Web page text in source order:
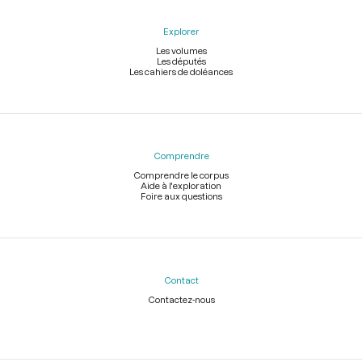
Explorer
Les volumes
Les députés
Les cahiers de doléances
Comprendre
Comprendre le corpus
Aide à l'exploration
Foire aux questions
Contact
Contactez-nous
Légal